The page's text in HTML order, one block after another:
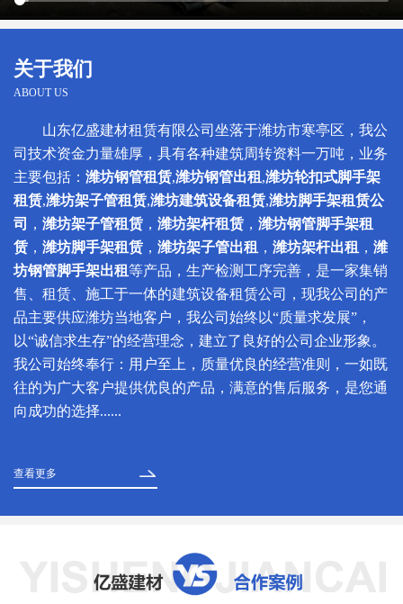
关于我们
ABOUT US
山东亿盛建材租赁有限公司坐落于潍坊市寒亭区，我公
司技术资金力量雄厚，具有各种建筑周转资料一万吨，业务
主要包括： 潍坊钢管租赁,潍坊钢管出租 ,潍坊轮扣式脚手架
租赁,潍坊架子管租赁,潍坊建筑设备租赁,潍坊脚手架租赁公
司
， 潍坊架子管租赁 ， 潍坊架杆租赁 ， 潍坊钢管脚手架租
赁 ， 潍坊脚手架租赁 ， 潍坊架子管出租 ， 潍坊架杆出租 ， 潍
坊钢管脚手架出租等产品，生产检测工序完善，是一家集销
售、租赁、施工于一体的建筑设备租赁公司，现我公司的产
品主要供应潍坊当地客户，我公司始终以“质量求发展”，
以“诚信求生存”的经营理念，建立了良好的公司企业形象。
我公司始终奉行：用户至上，质量优良的经营准则，一如既
往的为广大客户提供优良的产品，满意的售后服务，是您通
向成功的选择......
查看更多